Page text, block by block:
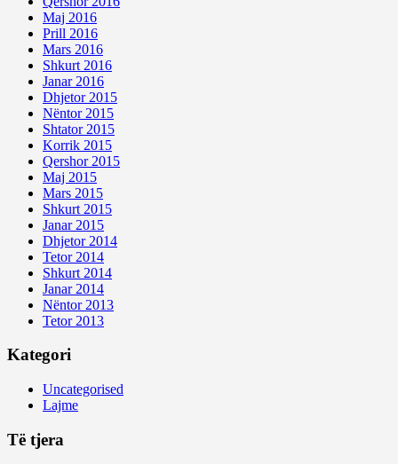
Maj 2016
Prill 2016
Mars 2016
Shkurt 2016
Janar 2016
Dhjetor 2015
Nëntor 2015
Shtator 2015
Korrik 2015
Qershor 2015
Maj 2015
Mars 2015
Shkurt 2015
Janar 2015
Dhjetor 2014
Tetor 2014
Shkurt 2014
Janar 2014
Nëntor 2013
Tetor 2013
Kategori
Uncategorised
Lajme
Të tjera